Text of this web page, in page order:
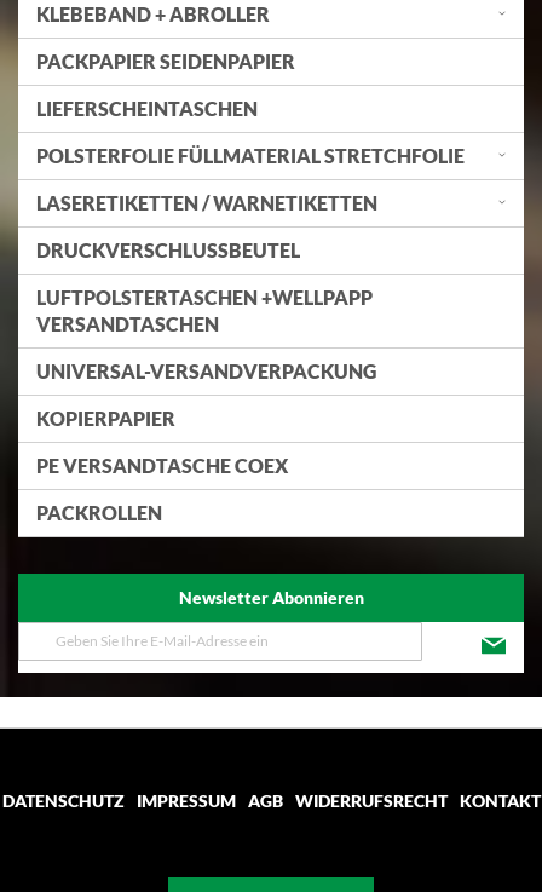
KLEBEBAND + ABROLLER
PACKPAPIER SEIDENPAPIER
LIEFERSCHEINTASCHEN
POLSTERFOLIE FÜLLMATERIAL STRETCHFOLIE
LASERETIKETTEN / WARNETIKETTEN
DRUCKVERSCHLUSSBEUTEL
LUFTPOLSTERTASCHEN +WELLPAPP
VERSANDTASCHEN
UNIVERSAL-VERSANDVERPACKUNG
KOPIERPAPIER
PE VERSANDTASCHE COEX
PACKROLLEN
Newsletter Abonnieren
Melden
Sie
unseren
DATENSCHUTZ
IMPRESSUM AGB WIDERRUFSRECHT KONTAKT